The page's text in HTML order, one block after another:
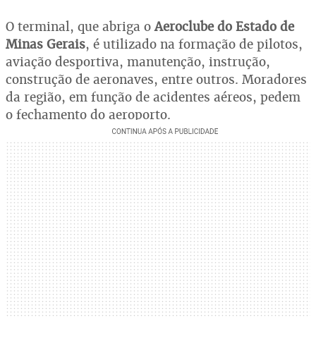
O terminal, que abriga oAeroclube do Estado de
Minas Gerais, é utilizado na formação de pilotos,
aviação desportiva, manutenção, instrução,
construção de aeronaves, entre outros. Moradores
da região, em função de acidentes aéreos, pedem
o fechamento do aeroporto.